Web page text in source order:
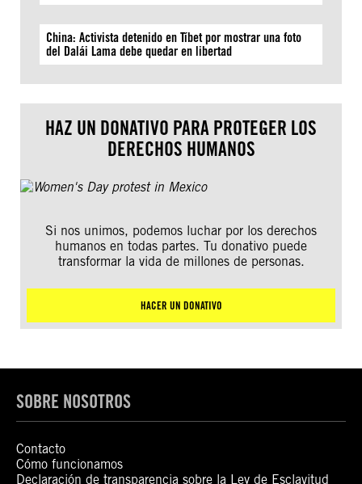
China: Activista detenido en Tíbet por mostrar una foto
del Dalái Lama debe quedar en libertad
HAZ UN DONATIVO PARA PROTEGER LOS
DERECHOS HUMANOS
Si nos unimos, podemos luchar por los derechos
humanos en todas partes. Tu donativo puede
transformar la vida de millones de personas.
HACER UN DONATIVO
SOBRE NOSOTROS
Contacto
Cómo funcionamos
Declaración de transparencia sobre la Ley de Esclavitud